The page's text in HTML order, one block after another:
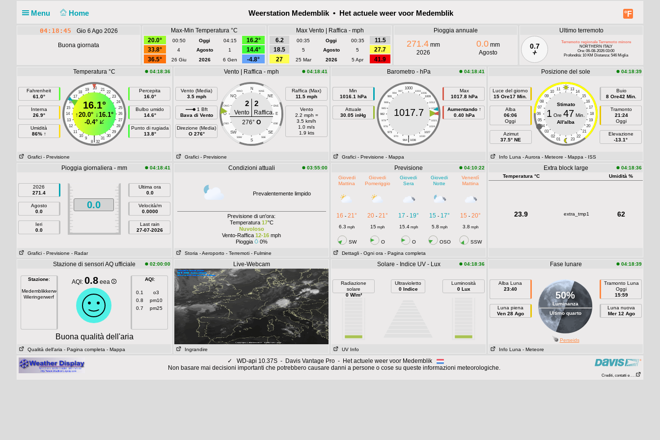
Menu Home °F
Weerstation Medemblik • Het actuele weer voor Medemblik
04:18:45 Gio 6 Ago 2026
Buona giornata
Max-Min Temperatura °C
20.0°
00:50 Oggi 04:15
16.2°
33.8°
4 Agosto 1
14.4°
36.5°
26 Giu 2026 6 Gen -4.8°
Max Vento | Raffica - mph
6.2
00:35 Oggi 00:35
11.5
18.5
5 Agosto 5
27.7
27
25 Mar 2026 5 Apr 41.9
Pioggia annuale
271.4 mm
2026
0.0 mm
Agosto
Ultimo terremoto
0.7
Terremoto regionale Terremoto minore
NORTHERN ITALY
Ore: 06-08-2026 03:00
Profondità: 10 KM Distanza: 546 Miglia
Temperatura °C 04:18:36
Fahrenheit
61.0°
Interna
26.9°
Umidità
86% ↑
20
19 21
18
22
17
23
16
24
15
25
14
26
13
27
12
28
11
29
10
30
9 31
|
8 32
16.1°
↑20.0° ↓16.1°
-0.4°
Percepita
16.0°
Bulbo umido
14.6°
Punto di rugiada
13.8°
Grafici - Previsione
Vento | Raffica - mph 04:18:41
Vento (Media)
3.5 mph
1 Bft
Bava di Vento
Direzione (Media)
O 276°
N
NNO NNE
NO NE
ONO ENE
O E
OSO ESE
SW SE
SSW SSE
S
2 2
Vento
Raffica
276° O
Raffica (Max)
11.5 mph
Vento
2.2 mph =
3.5 km/h
1.0 m/s
1.9 kts
Grafici - Previsione
Barometro - hPa 04:18:41
Min
1016.1 hPa
Attuale
30.05 inHg
1000
997 1003
994
1006
991
1009
988
1012
985
1015
982
1018
979
1021
976
1024
973
1027
970
1030
|
964 1036
1017.7
Max
1017.8 hPa
Aumentando ↑
0.40 hPa
Grafici - Previsione - Mappa
Posizione del sole 04:18:39
Luce del giorno
15 Ore17 Min.
Alba
06:06
Oggi
Azimut
37.5° NE
11 13
10
14
09
15
08
16
07
17
06
18
05
19
04
20
03
21
02
22
01 23
Stimato
1 Ore 47 Min.
All'alba
Buio
8 Ore42 Min.
Tramonto
21:24
Oggi
Elevazione
-13.1°
Info Luna - Aurora - Meteore - Mappa - ISS
Pioggia giornaliera - mm 04:18:41
2026
271.4
Agosto
0.0
Ieri
0.0
0.0
Ultima ora
0.0
Velocità/m
0.0000
Last rain
27-07-2026
Grafici - Previsione - Radar
Condizioni attuali 03:55:00
Prevalentemente limpido
Previsione di un'ora:
Temperatura 17°C
Nuvoloso
Vento-Raffica 12-16 mph
Pioggia
0%
Storia - Aeroporto - Terremoti - Fulmine
Previsione
04:10:22
Giovedi
Mattina
Giovedi
Pomeriggio
Giovedi
Sera
Giovedi
Notte
Venerdì
Mattina
16 - 21° 20- 21° 17 - 19° 15- 17° 15 - 20°
6.3 mph 15 mph 15.4mph 5.8 mph 3.8 mph
SW O O OSO SSW
Dettagli - Ogni ora - Pagina completa
Extra block large
04:18:36
Temperatura °C
Umidità %
23.9 extra_tmp1 62
Stazione di sensori AQ ufficiale 02:00:00
Stazione:
Medemblikkerweg
Wieringerwerf
AQI: 0.8 eea AQI:
0.1
o3
0.8
pm10
0.7
pm25
Buona qualità dell'aria
Qualità dell'aria - Pagina completa - Mappa
Live-Webcam
Ingrandire
Solare - Indice UV - Lux 04:18:36
Radiazione
solare
0 W/m²
Ultravioletto
0 Indice
Luminosità
0 Lux
UV Info
Fase lunare 04:18:39
Alba Luna
23:40
Luna piena
Ven 28 Ago
50%
Luminanza
Ultimo quarto
Tramonto Luna
Oggi
15:59
Luna nuova
Mer 12 Ago
Perseids
Info Luna - Meteore
✓
WD-api 10.37S - Davis Vantage Pro - Het actuele weer voor Medemblik
Non basare mai decisioni importanti che potrebbero causare danni a persone o cose su queste informazioni meteorologiche.
Crediti, contatti e . . .